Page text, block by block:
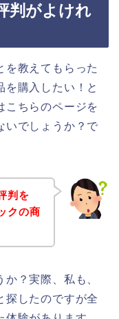
判がよけれ
を教えてもらった
を購入したい！と
こちらのページを
いでしょうか？で
判を
クの商
？実際、私も、
探したのですが全